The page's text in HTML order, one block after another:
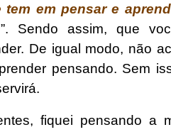
tem em pensar e
”. Sendo assim, que
De igual modo, não
pensando. Sem
fiquei pensando a